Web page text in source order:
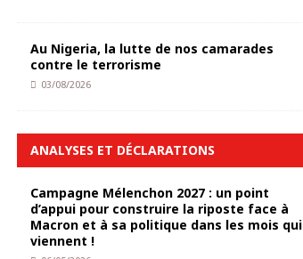
Au Nigeria, la lutte de nos camarades
contre le terrorisme
03/08/2026
ANALYSES ET DÉCLARATIONS
Campagne Mélenchon 2027 : un point
d’appui pour construire la riposte face à
Macron et à sa politique dans les mois qui
viennent !